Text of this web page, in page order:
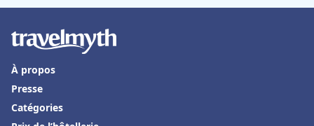
Hôtels à Tarnos
Hôtels à Le Barcares
Hôtels à Saulieu
Hôtels à Lyons-la-Forêt
Hôtels à Moulis
À propos
Presse
Catégories